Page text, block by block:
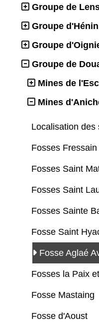
Groupe de
Groupe
Groupe
Groupe de
Mines de
Mines
Localisation des
Fosses
Fosses Saint
Fosses Saint
Fosses Sainte
Fosse Saint
Fosse Aglaé
Fosses la Paix
Fosse Mastaing
Fosse d'Aoust